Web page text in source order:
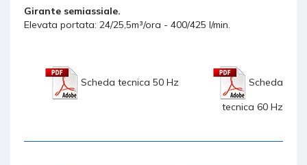
Girante semiassiale.
Elevata portata: 24/25,5m³/ora - 400/425 l/min.
Scheda tecnica 50 Hz Scheda
tecnica 60 Hz